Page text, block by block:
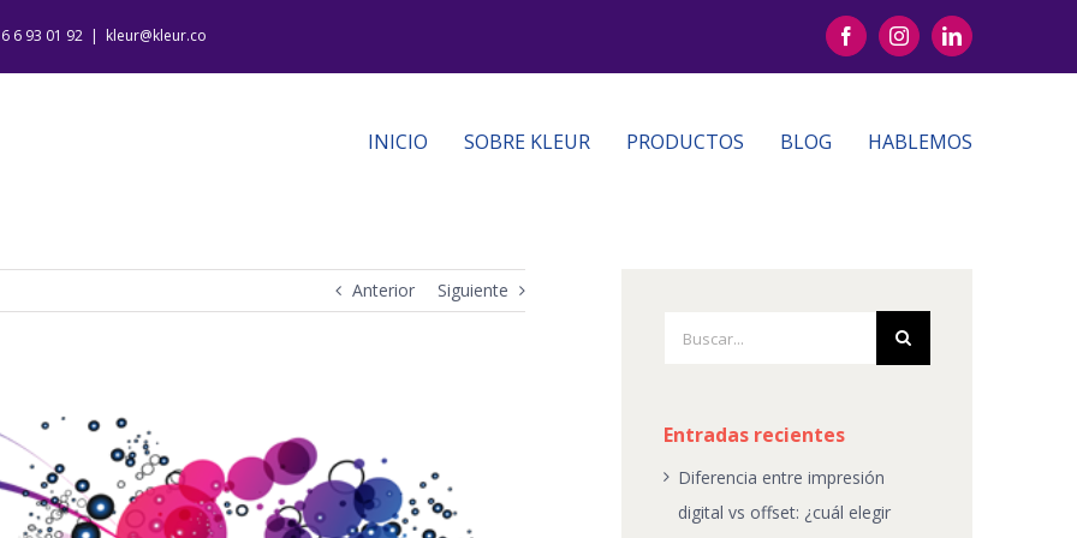
6 93 01 92 | kleur@kleur.co FacebookInstagramLinkedIn
INICIO SOBRE KLEUR PRODUCTOS BLOG HABLEMOS
Anterior Siguiente
Entradas recientes
Diferencia entre impresión
digital vs offset: ¿cuál elegir